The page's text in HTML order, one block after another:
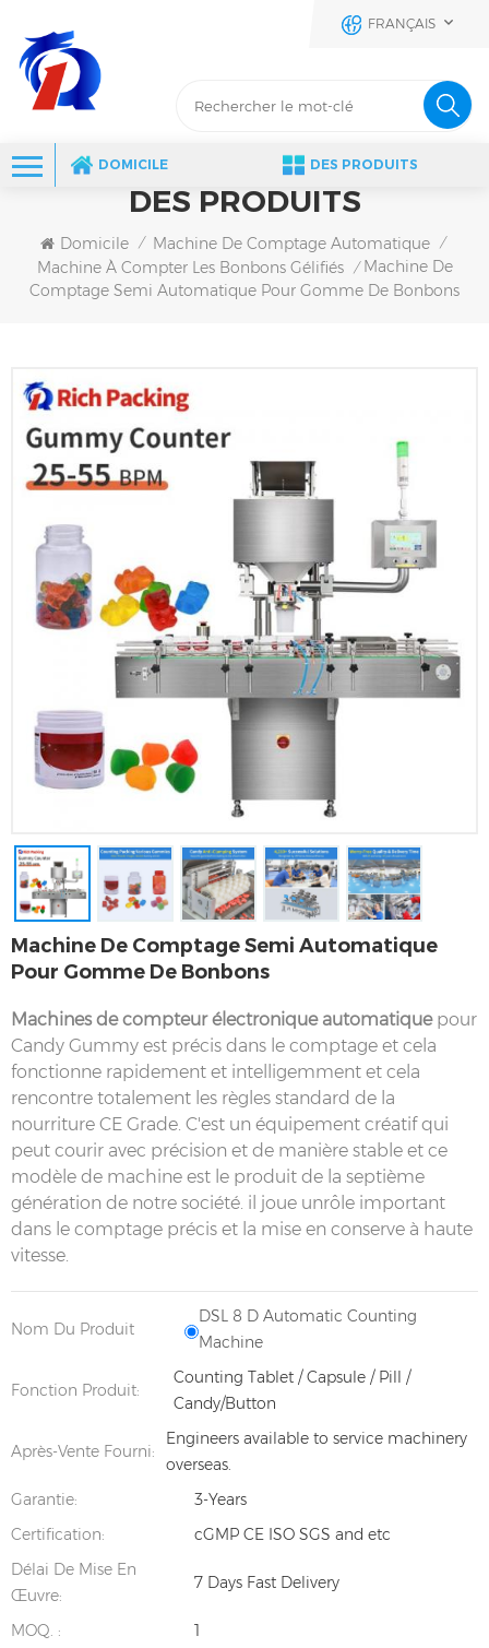
FRANÇAIS
DOMICILE DES PRODUITS
DES PRODUITS
Domicile / Machine De Comptage Automatique /
Machine À Compter Les Bonbons Gélifiés / Machine De
Comptage Semi Automatique Pour Gomme De Bonbons
Machine De Comptage Semi Automatique
Pour Gomme De Bonbons
Machines de compteur électronique automatiquepour
Candy Gummy est précis dans le comptage et cela
fonctionne rapidement et intelligemment et cela
rencontre totalement les règles standard de la
nourriture CE Grade. C'est un équipement créatif qui
peut courir avec précision et de manière stable et ce
modèle de machine est le produit de la septième
génération de notre société. il joue unrôle important
dans le comptage précis et la mise en conserve à haute
vitesse.
Nom Du Produit
DSL 8 D Automatic Counting
Machine
Fonction Produit:
Counting Tablet / Capsule / Pill /
Candy/Button
Après-Vente Fourni:
Engineers available to service machinery
overseas.
Garantie:
3-Years
Certification:
cGMP CE ISO SGS and etc
Délai De Mise En
Œuvre:
7 Days Fast Delivery
MOQ. : 1